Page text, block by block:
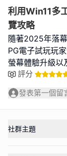
利用Win11多
覽攻略
隨著2025年落
PG電子試玩玩
螢幕體驗升級以
評分
發表第一個留
社群主題